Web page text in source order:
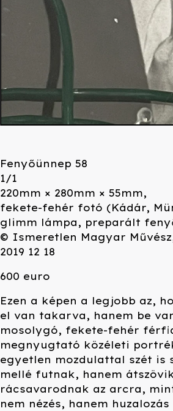
Fenyőünnep 58
1/1
220mm × 280mm × 55mm,
fekete-fehér fotó (Kádár,
glimm lámpa, preparált
© Ismeretlen Magyar Művész,
2019 12 18
600 euro
Ezen a képen a legjobb az,
el van takarva, hanem be
mosolygó, fekete-fehér
megnyugtató közéleti
egyetlen mozdulattal szét is
mellé futnak, hanem
rácsavarodnak az arcra,
nem nézés, hanem